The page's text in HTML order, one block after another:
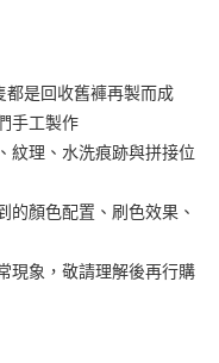
為有效，需透過AFTEE先享
頁面顯示為準，若有關於
，請聯繫「AFTEE先享後付
support/home
先享後付」服務完成之交
將交易相關給付款項請求債
護人之同意方可使用
都是回收舊褲再製而成
手工製作
紋理、水洗痕跡與拼接位
的顏色配置、刷色效果、
現象，敬請理解後再行購